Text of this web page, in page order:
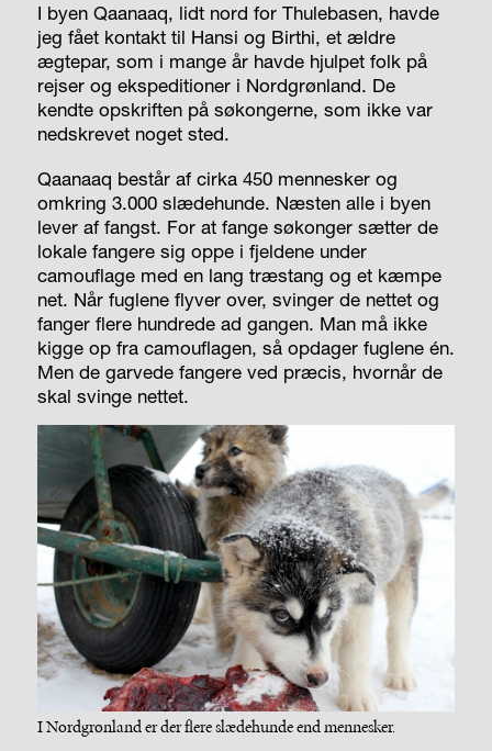
I byen Qaanaaq, lidt nord for Thulebasen, havde
jeg fået kontakt til Hansi og Birthi, et ældre
ægtepar, som i mange år havde hjulpet folk på
rejser og ekspeditioner i Nordgrønland. De
kendte opskriften på søkongerne, som ikke var
nedskrevet noget sted.
Qaanaaq består af cirka 450 mennesker og
omkring 3.000 slædehunde. Næsten alle i byen
lever af fangst. For at fange søkonger sætter de
lokale fangere sig oppe i fjeldene under
camouflage med en lang træstang og et kæmpe
net. Når fuglene flyver over, svinger de nettet og
fanger flere hundrede ad gangen. Man må ikke
kigge op fra camouflagen, så opdager fuglene én.
Men de garvede fangere ved præcis, hvornår de
skal svinge nettet.
I Nordgrønland er der flere slædehunde end mennesker.